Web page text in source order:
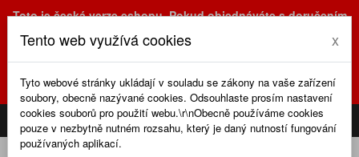
Toto je česká verze eshopu. Pokud objednáváte s doručením
(sk.eshop.rcrevue.cz - kliknutím na slovenskou vlajku)
POZOR ZMĚNA : výdejní místo a kancelář jsou nyní na adrese
Olšanská 3, Praha 3, tel. (+420) 222 723 388, 774 777 794.
CS
SK PŘIHLÁSIT KOŠÍK
Tento web využívá cookies x
Tyto webové stránky ukládají v souladu se zákony na vaše zařízení
soubory, obecně nazývané cookies. Odsouhlaste prosím nastavení
cookies souborů pro použití webu.\r\nObecně používáme cookies
pouze v nezbytně nutném rozsahu, který je daný nutností fungování
používaných aplikací.